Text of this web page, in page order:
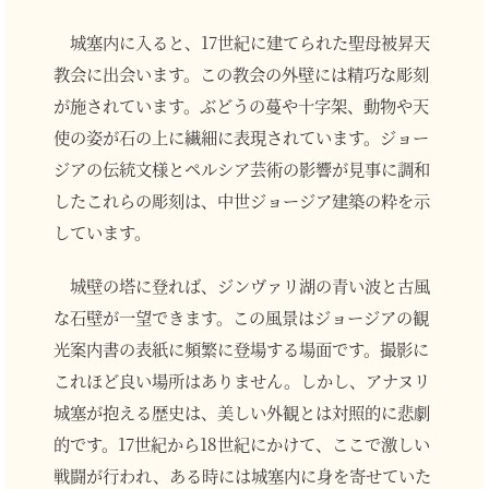
城塞内に入ると、17世紀に建てられた聖母被昇天
教会に出会います。この教会の外壁には精巧な彫刻
が施されています。ぶどうの蔓や十字架、動物や天
使の姿が石の上に繊細に表現されています。ジョー
ジアの伝統文様とペルシア芸術の影響が見事に調和
したこれらの彫刻は、中世ジョージア建築の粋を示
しています。
城壁の塔に登れば、ジンヴァリ湖の青い波と古風
な石壁が一望できます。この風景はジョージアの観
光案内書の表紙に頻繁に登場する場面です。撮影に
これほど良い場所はありません。しかし、アナヌリ
城塞が抱える歴史は、美しい外観とは対照的に悲劇
的です。17世紀から18世紀にかけて、ここで激しい
戦闘が行われ、ある時には城塞内に身を寄せていた